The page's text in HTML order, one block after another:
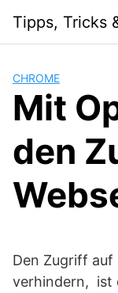
i
Tipps, Tricks
CHROME
Mit
den
Den Zugriff auf
verhindern, ist